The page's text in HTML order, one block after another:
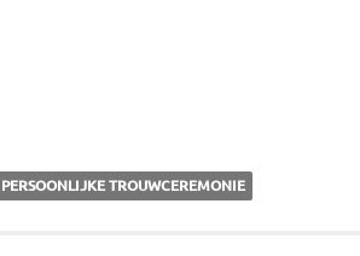
PERSOONLIJKE TROUWCEREMONIE